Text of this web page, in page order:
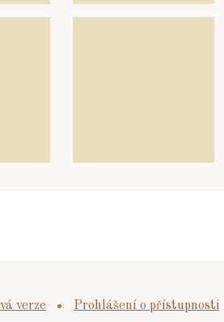
verze Prohlášení o přístupnosti